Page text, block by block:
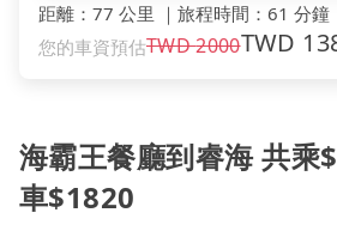
距離 ： 77 公里 ｜ 旅程時間 ： 61 分鐘
您的車資預估TWD2000TWD
海霸王餐廳到睿海 共乘
車$1820